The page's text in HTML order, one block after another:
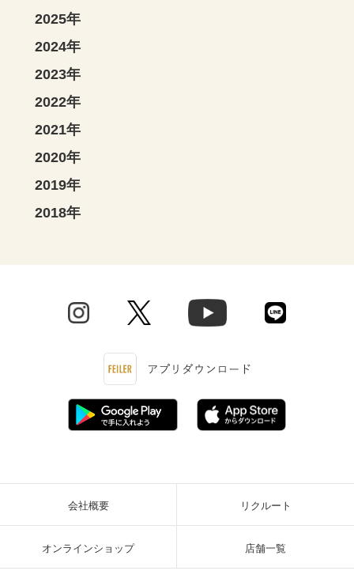
2025年
2024年
2023年
2022年
2021年
2020年
2019年
2018年
会社概要 リクルート
オンラインショップ 店舗一覧